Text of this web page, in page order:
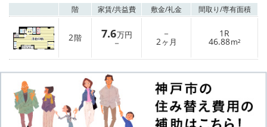
階 家賃/共益費 敷金/礼金 間取り/専有面積
2階 7.6万円
－
－
2ヶ月
1R
46.88m²